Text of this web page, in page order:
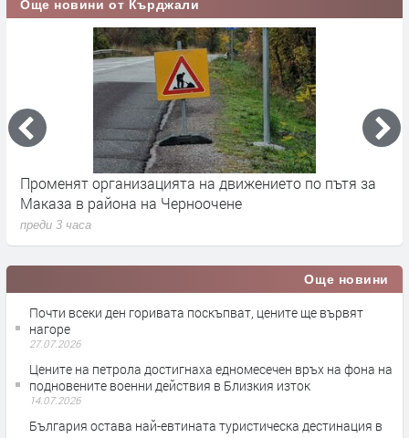
Още новини от Кърджали
Променят организацията на движението по пътя за
Маказа в района на Черноочене
преди 3 часа
Още новини
Почти всеки ден горивата поскъпват, цените ще вървят
нагоре
27.07.2026
Цените на петрола достигнаха едномесечен връх на фона на
подновените военни действия в Близкия изток
14.07.2026
България остава най-евтината туристическа дестинация в